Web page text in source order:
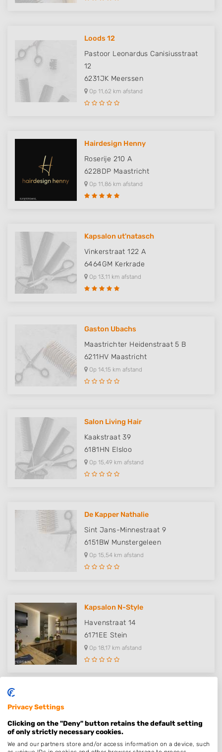
Loods 12
Pastoor Leonardus Canisiusstraat
12
6231JK Meerssen
Op 11,62 km afstand
Hairdesign Henny
Roserije 210 A
6228DP Maastricht
Op 11,86 km afstand
Kapsalon ut'natasch
Vinkerstraat 122 A
6464GM Kerkrade
Op 13,11 km afstand
Gaston Ubachs
Maastrichter Heidenstraat 5 B
6211HV Maastricht
Op 14,15 km afstand
Salon Living Hair
Kaakstraat 39
6181HN Elsloo
Op 15,49 km afstand
De Kapper Nathalie
Sint Jans-Minnestraat 9
6151BW Munstergeleen
Op 15,54 km afstand
Kapsalon N-Style
Havenstraat 14
6171EE Stein
Op 18,17 km afstand
6137SP Sittard
Op 18,96 km afstand
Privacy Settings
Clicking on the "Deny" button retains the default setting
of only strictly necessary cookies.
We and our partners store and/or access information on a device, such